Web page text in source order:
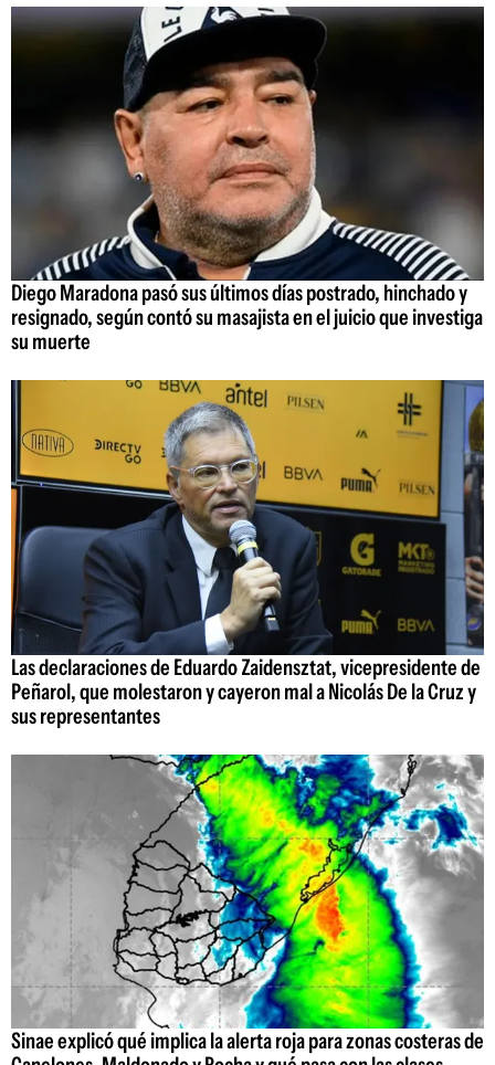
Diego Maradona pasó sus últimos días postrado, hinchado y
resignado, según contó su masajista en el juicio que investiga
su muerte
Las declaraciones de Eduardo Zaidensztat, vicepresidente de
Peñarol, que molestaron y cayeron mal a Nicolás De la Cruz y
sus representantes
Sinae explicó qué implica la alerta roja para zonas costeras de